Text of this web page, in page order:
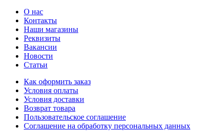
О нас
Контакты
Наши магазины
Реквизиты
Вакансии
Новости
Статьи
Как оформить заказ
Условия оплаты
Условия доставки
Возврат товара
Пользовательское соглашение
Соглашение на обработку персональных данных